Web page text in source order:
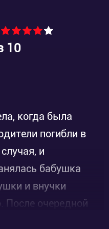
10
когда была
погибли в
и
бабушка
и внучки
После очередной
Хаято